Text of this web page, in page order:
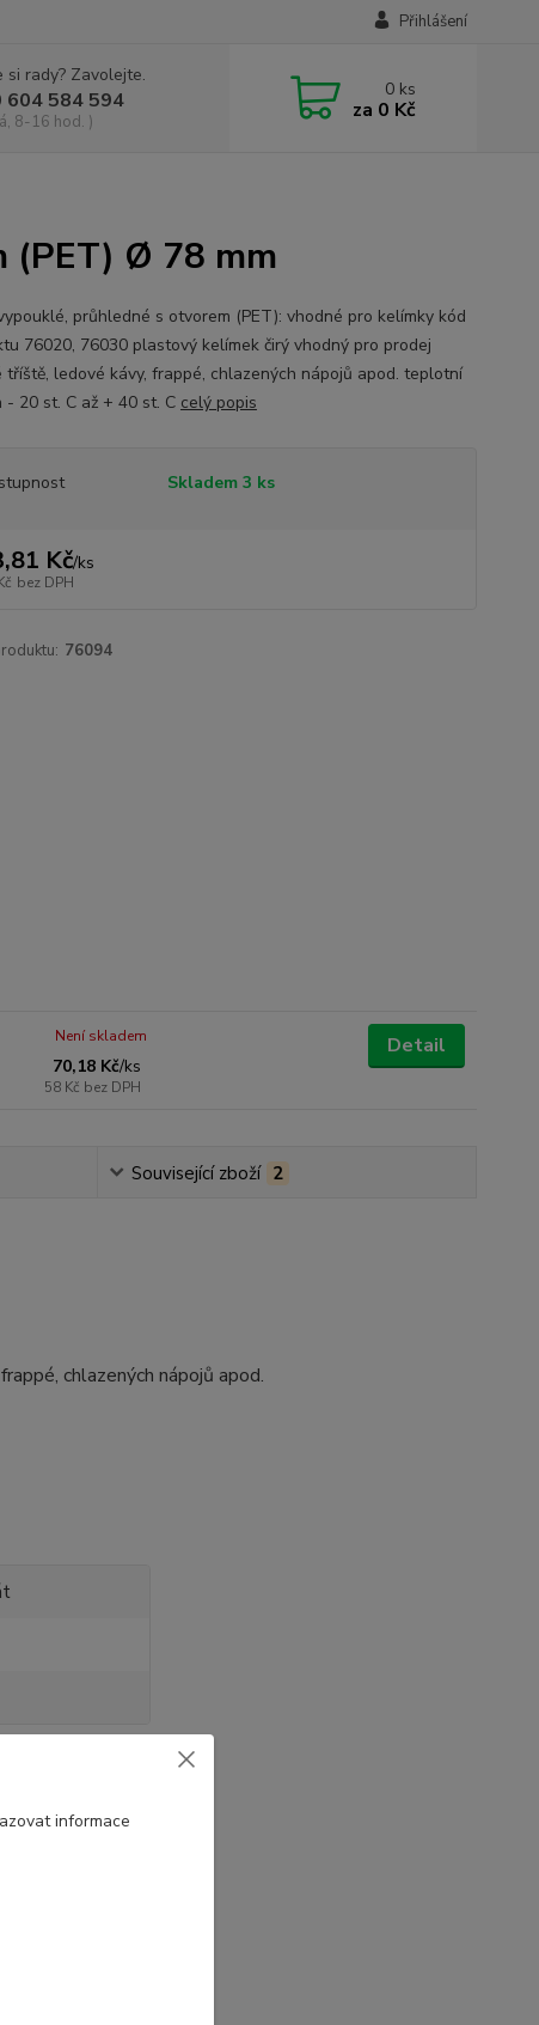
Přihlášení
si rady? Zavolejte.
604 584 594
8-16 hod. )
0 ks
za 0 Kč
(PET) Ø 78 mm
průhledné s otvorem (PET): vhodné pro kelímky kód
76020, 76030 plastový kelímek čirý vhodný pro prodej
tříště, ledové kávy, frappé, chlazených nápojů apod. teplotní
- 20 st. C až + 40 st. C celý popis
Skladem 3 ks
Kč/ks
bez DPH
76094
70,18 Kč/ks
58 Kč bez DPH
Není skladem Detail
Související zboží 2
chlazených nápojů apod.
informace